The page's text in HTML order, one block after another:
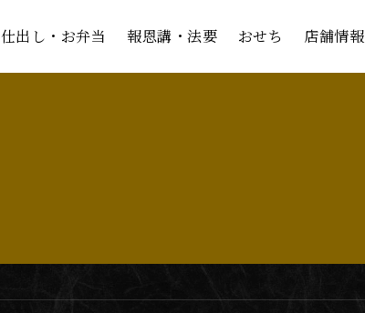
仕出し・お弁当 報恩講・法要 おせち 店舗情報
仕出し・お弁当 報恩講・法要 おせち 店舗情報